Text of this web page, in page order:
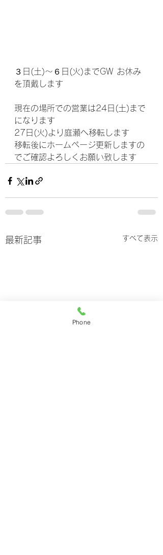
３日(土)～６日(火)までGW お休み
を頂戴します
現在の場所での営業は24日(土)まで
になります
27日(火)より庭瀬へ移転します
移転後にホームページ更新しますの
でご確認よろしくお願い致します
最新記事 すべて表示
Phone